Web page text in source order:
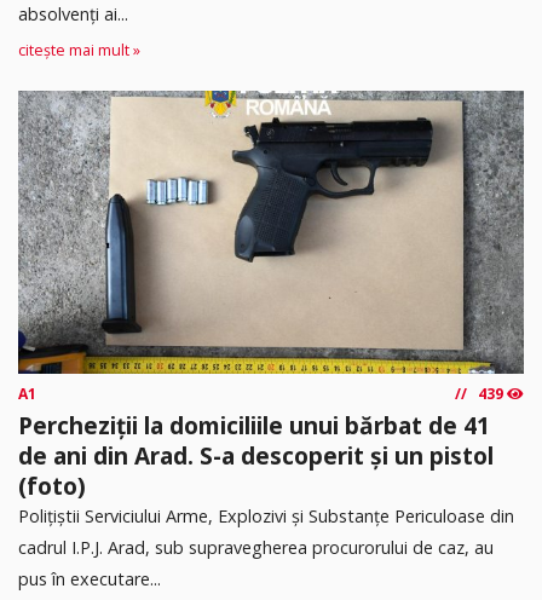
absolvenţi ai...
citește mai mult »
A1 439
Percheziții la domiciliile unui bărbat de 41
de ani din Arad. S-a descoperit și un pistol
(foto)
Polițiștii Serviciului Arme, Explozivi și Substanțe Periculoase din
cadrul I.P.J. Arad, sub supravegherea procurorului de caz, au
pus în executare...